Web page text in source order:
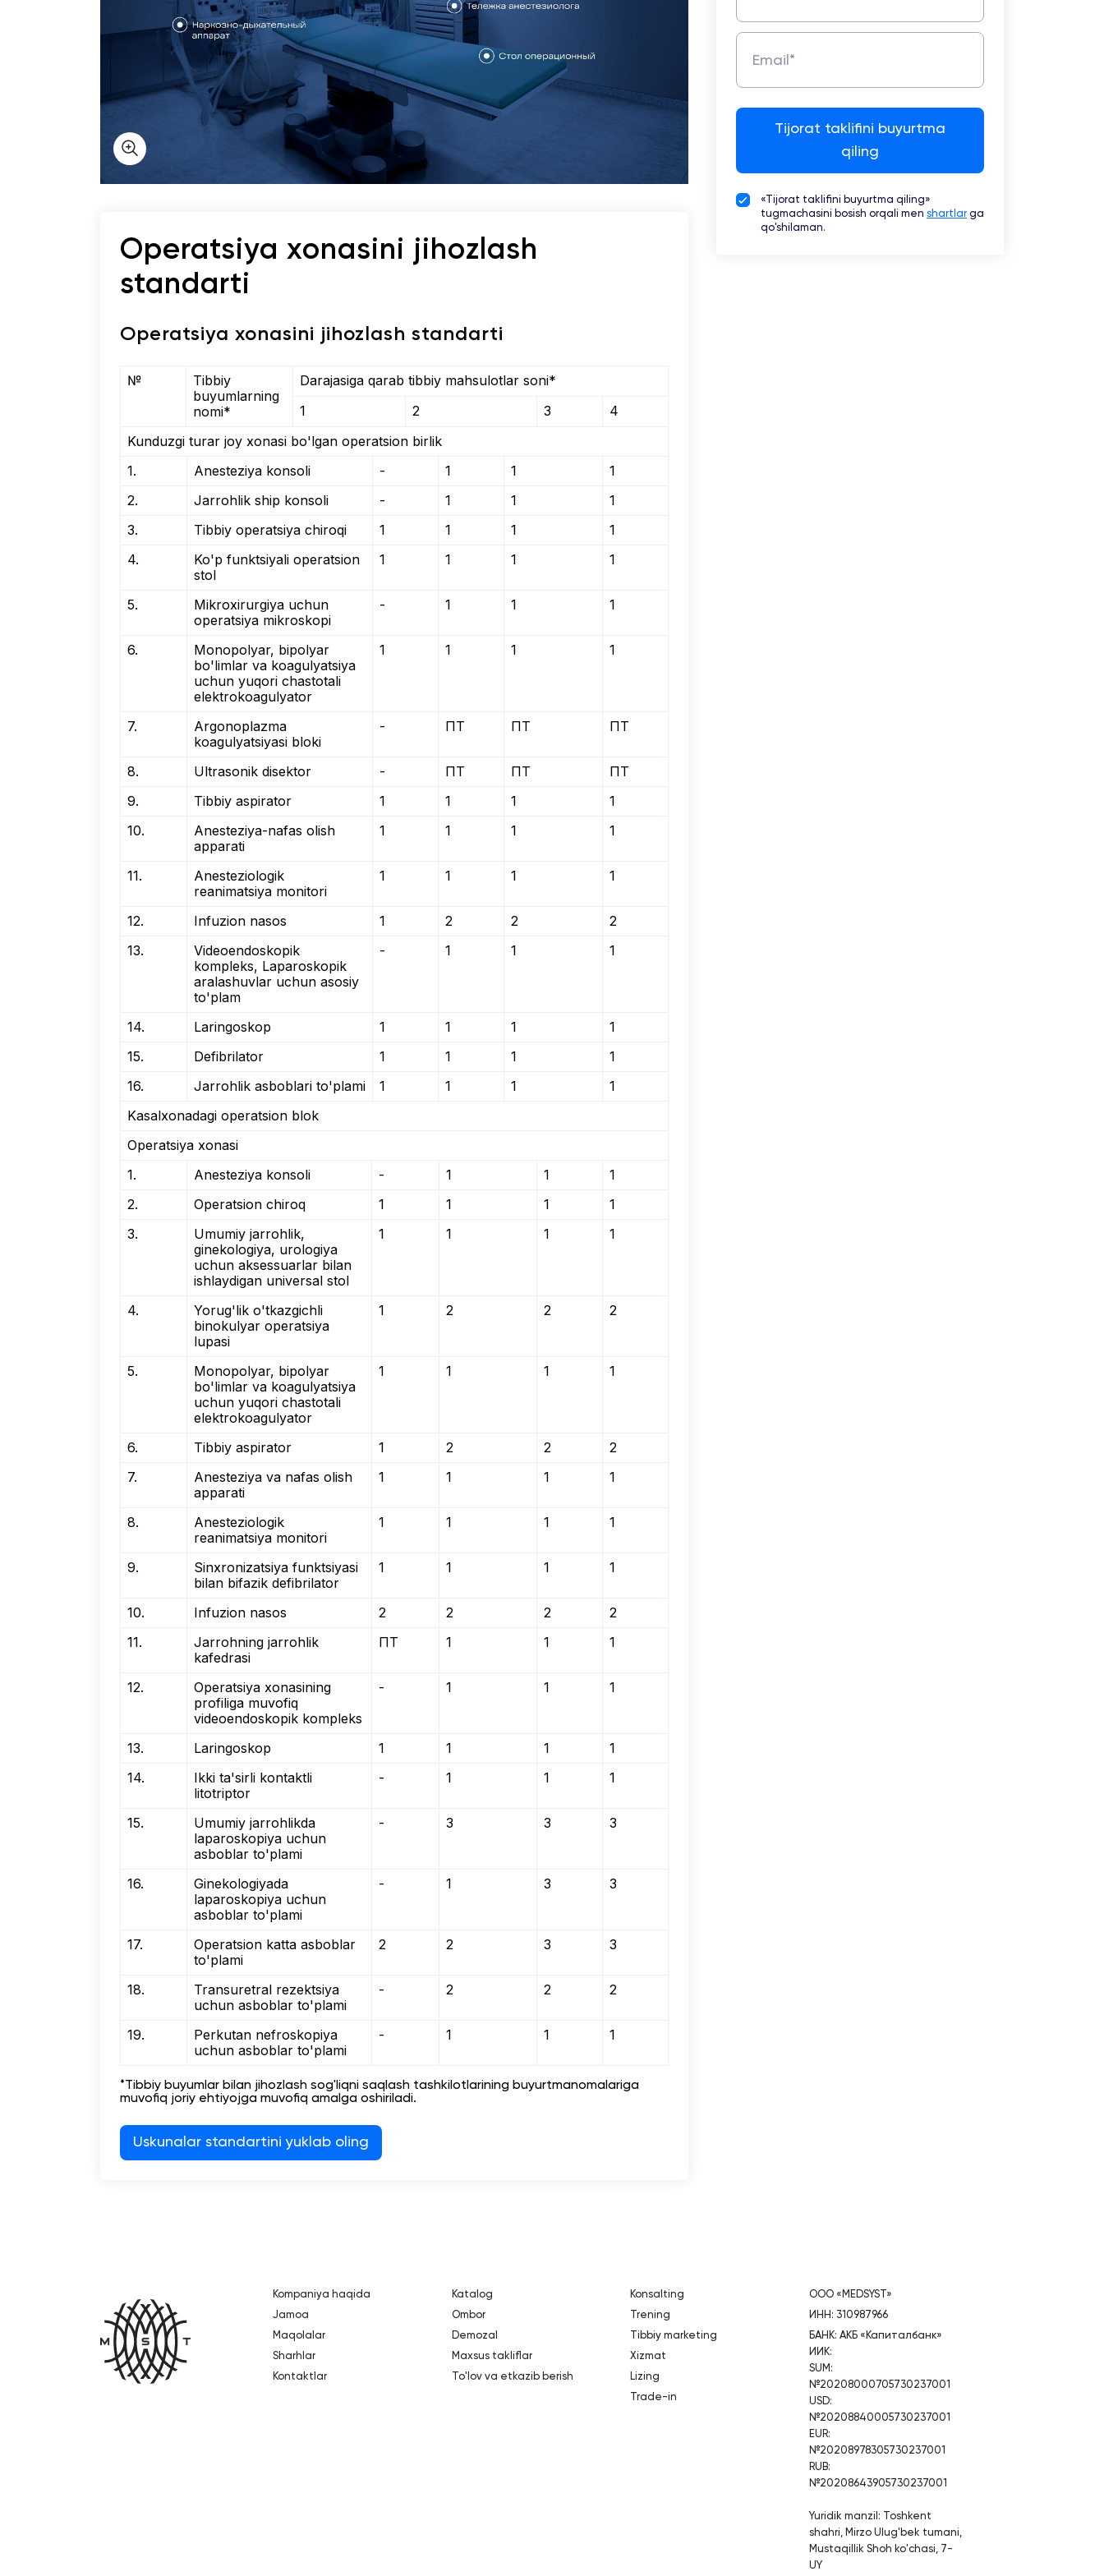
marketing
AE KG
Operatsiya xonasini jihozlash
standarti
Operatsiya xonasini jihozlash standarti
№
Tibbiy
buyumlarning
nomi*
Darajasiga qarab tibbiy mahsulotlar soni*
1
2 3
4
Kunduzgi turar joy xonasi bo'lgan operatsion birlik
1.
Anesteziya konsoli - 1 1
1
2.
Jarrohlik ship konsoli - 1 1
1
3.
Tibbiy operatsiya chiroqi 1 1 1
1
4.
Ko'p funktsiyali operatsion
stol
1 1 1 1
5.
Mikroxirurgiya uchun
operatsiya mikroskopi
- 1 1 1
6.
Monopolyar, bipolyar
bo'limlar va koagulyatsiya
uchun yuqori chastotali
elektrokoagulyator
1 1 1 1
7.
Argonoplazma
koagulyatsiyasi bloki
- ПТ ПТ ПТ
8. Ultrasonik disektor - ПТ ПТ
ПТ
9.
Tibbiy aspirator 1 1 1
1
10.
Anesteziya-nafas olish
apparati
1 1 1 1
11.
Anesteziologik
reanimatsiya monitori
1 1 1 1
12. Infuzion nasos 1 2 2
2
13.
Videoendoskopik
kompleks, Laparoskopik
aralashuvlar uchun asosiy
to'plam
- 1 1 1
14. Laringoskop 1 1 1
1
15.
Defibrilator 1 1 1
1
16.
Jarrohlik asboblari to'plami 1 1 1
1
Kasalxonadagi operatsion blok
Operatsiya xonasi
1.
Anesteziya konsoli - 1 1
1
2.
Operatsion chiroq 1 1 1
1
3.
Umumiy jarrohlik,
ginekologiya, urologiya
uchun aksessuarlar bilan
ishlaydigan universal stol
1 1 1 1
4.
Yorug'lik o'tkazgichli
binokulyar operatsiya
lupasi
1 2 2 2
5.
Monopolyar, bipolyar
bo'limlar va koagulyatsiya
uchun yuqori chastotali
elektrokoagulyator
1 1 1 1
6. Tibbiy aspirator 1 2 2
2
7.
Anesteziya va nafas olish
apparati
1 1 1 1
8.
Anesteziologik
reanimatsiya monitori
1 1 1 1
9.
Sinxronizatsiya funktsiyasi
bilan bifazik defibrilator
1 1 1 1
10. Infuzion nasos 2 2 2
2
11.
Jarrohning jarrohlik
kafedrasi
ПТ 1 1 1
12.
Operatsiya xonasining
profiliga muvofiq
videoendoskopik kompleks
- 1 1 1
13. Laringoskop 1 1 1
1
14.
Ikki ta'sirli kontaktli
litotriptor
- 1 1 1
15.
Umumiy jarrohlikda
laparoskopiya uchun
asboblar to'plami
- 3 3 3
16.
Ginekologiyada
laparoskopiya uchun
asboblar to'plami
- 1 3 3
17.
Operatsion katta asboblar
to'plami
2 2 3 3
18.
Transuretral rezektsiya
uchun asboblar to'plami
- 2 2 2
19.
Perkutan nefroskopiya
uchun asboblar to'plami
- 1 1 1
*Tibbiy buyumlar bilan jihozlash sog'liqni saqlash tashkilotlarining buyurtmanomalariga
muvofiq joriy ehtiyojga muvofiq amalga oshiriladi.
Uskunalar standartini yuklab oling
Email*
Tijorat taklifini buyurtma
qiling
«Tijorat taklifini buyurtma qiling»
tugmachasini bosish orqali men shartlar ga
qo'shilaman.
Kompaniya haqida
Jamoa
Maqolalar
Sharhlar
Kontaktlar
Katalog
Ombor
Demozal
Maxsus takliflar
To'lov va etkazib berish
Konsalting
Trening
Tibbiy marketing
Xizmat
Lizing
Trade-in
ООО «MEDSYST»
ИНН: 310987966
БАНК: АКБ «Капиталбанк»
ИИК:
SUM:
№20208000705730237001
USD:
№20208840005730237001
EUR:
№20208978305730237001
RUB:
№20208643905730237001
Yuridik manzil: Toshkent
shahri, Mirzo Ulug'bek tumani,
Mustaqillik Shoh ko'chasi, 7-
UY